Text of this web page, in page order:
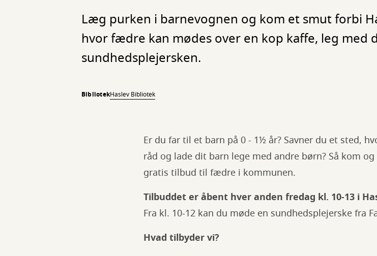
Læg purken i barnevognen og kom et smut forbi
hvor fædre kan mødes over en kop kaffe, leg med
sundhedsplejersken.
BibliotekHaslev Bibliotek
Er du far til et barn på 0 - 1½ år? Savner du et sted,
råd og lade dit barn lege med andre børn? Så kom
gratis tilbud til fædre i kommunen.
Tilbuddet er åbent hver anden fredag kl. 10-13 i
Fra kl. 10-12 kan du møde en sundhedsplejerske fra
Hvad tilbyder vi?